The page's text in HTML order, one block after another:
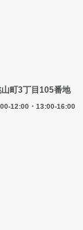
町3丁目105番地
12:00・13:00-16:00